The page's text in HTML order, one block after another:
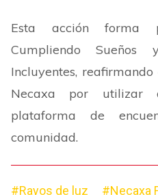
Esta acción forma
Cumpliendo
Incluyentes,
Necaxa por utilizar
plataforma de
comunidad.
#Rayos de luz
#Necaxa